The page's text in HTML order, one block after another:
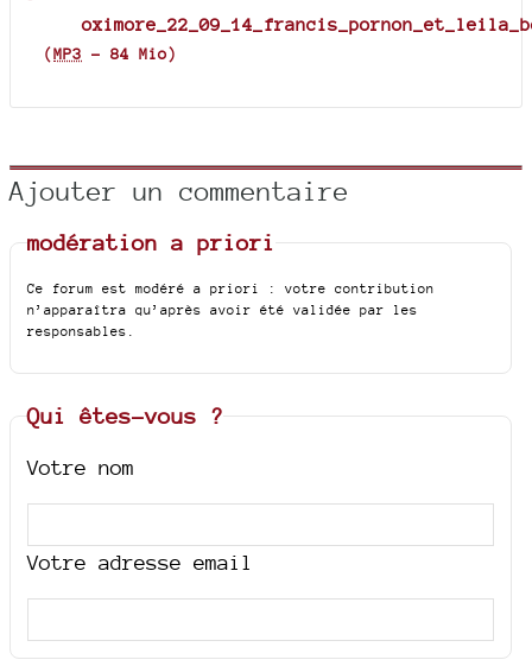
(MP3 - 84 Mio)
Ajouter un commentaire
modération a priori
Ce forum est modéré a priori : votre contribution
n’apparaîtra qu’après avoir été validée par les
responsables.
Qui êtes-vous ?
Votre nom
Votre adresse email